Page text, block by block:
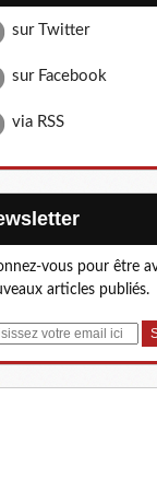
sur Twitter
sur Facebook
via RSS
vous pour être
articles publiés.